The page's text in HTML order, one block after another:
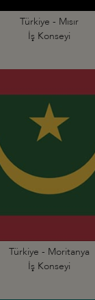
Türkiye - Mısır
İş Konseyi
Türkiye - Moritanya
İş Konseyi